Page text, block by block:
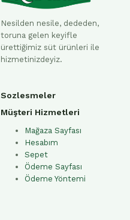
Nesilden nesile, dededen,
toruna gelen keyifle
ürettiğimiz süt ürünleri ile
hizmetinizdeyiz.
Sozlesmeler
Müşteri Hizmetleri
Mağaza Sayfası
Hesabım
Sepet
Ödeme Sayfası
Ödeme Yöntemi